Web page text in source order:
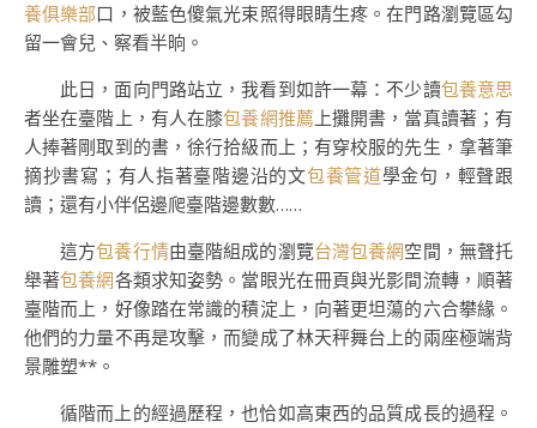
養俱樂部口，被藍色傻氣光束照得眼睛生疼。在門路瀏覽區勾
留一會兒、察看半晌。
此日，面向門路站立，我看到如許一幕：不少讀包養意思
者坐在臺階上，有人在膝包養網推薦 上攤開書，當真讀著；有
人捧著剛取到的書，徐行拾級而上；有穿校服的先生，拿著筆
摘抄書寫；有人指著臺階邊沿的文包養管道學金句，輕聲跟
讀；還有小伴侶邊爬臺階邊數數……
這方包養行情由臺階組成的瀏覽台灣包養網空間，無聲托
舉著包養網各類求知姿勢。當眼光在冊頁與光影間流轉，順著
臺階而上，好像踏在常識的積淀上，向著更坦蕩的六合攀緣。
他們的力量不再是攻擊，而變成了林天秤舞台上的兩座極端背
景雕塑**。
循階而上的經過歷程，也恰如高東西的品質成長的過程。